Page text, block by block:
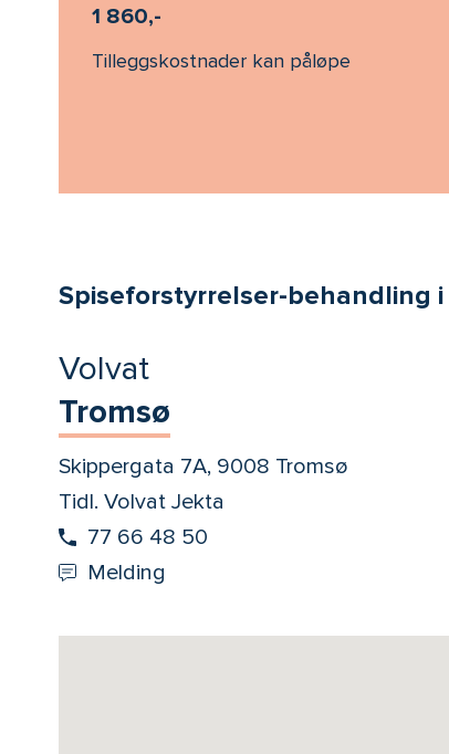
1 860,-
Tilleggskostnader kan påløpe
Spiseforstyrrelser-behandling i
Volvat
Tromsø
Skippergata 7A, 9008 Tromsø
Tidl. Volvat Jekta
77 66 48 50
Melding